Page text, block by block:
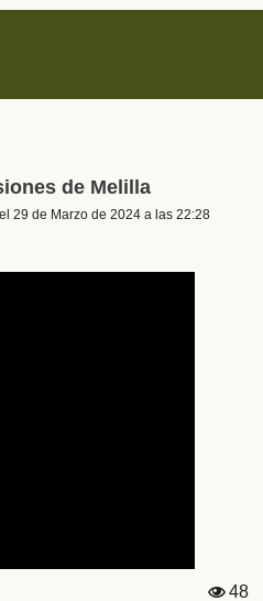
de Melilla
el 29 de Marzo de 2024 a las 22:28
48